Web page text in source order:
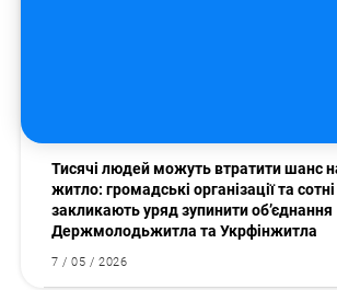
Тисячі людей можуть втратити шанс
житло: громадські організації та
закликають уряд зупинити об’єднання
Держмолодьжитла та Укрфінжитла
7 / 05 / 2026